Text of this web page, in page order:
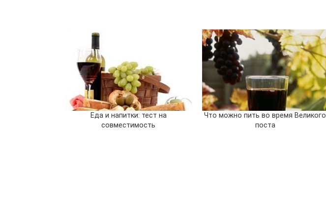
Еда и напитки: тест на
совместимость
Что можно пить во время Великого
поста